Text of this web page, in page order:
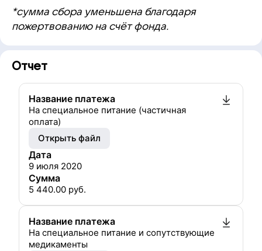
*сумма сбора уменьшена благодаря
пожертвованию на счёт фонда.
Отчет
Название платежа
На специальное питание (частичная
оплата)
Открыть файл
Дата
9 июля 2020
Сумма
5 440.00 руб.
Название платежа
На специальное питание и сопутствующие
медикаменты